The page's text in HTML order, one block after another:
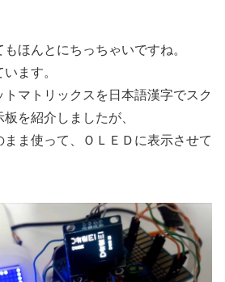
ほんとにちっちゃいですね。
ます。
トマトリックスを日本語漢字でスク
を紹介しましたが、
ま使って、ＯＬＥＤに表示させて